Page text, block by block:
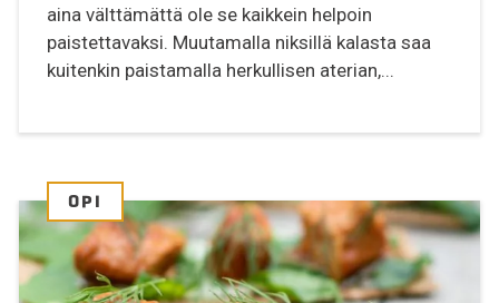
aina välttämättä ole se kaikkein helpoin
paistettavaksi. Muutamalla niksillä kalasta saa
kuitenkin paistamalla herkullisen aterian,...
OPI